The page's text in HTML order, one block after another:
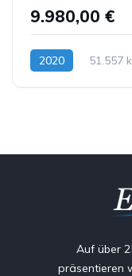
9.980,00 €
2020 51.557
Auf über
präsentieren